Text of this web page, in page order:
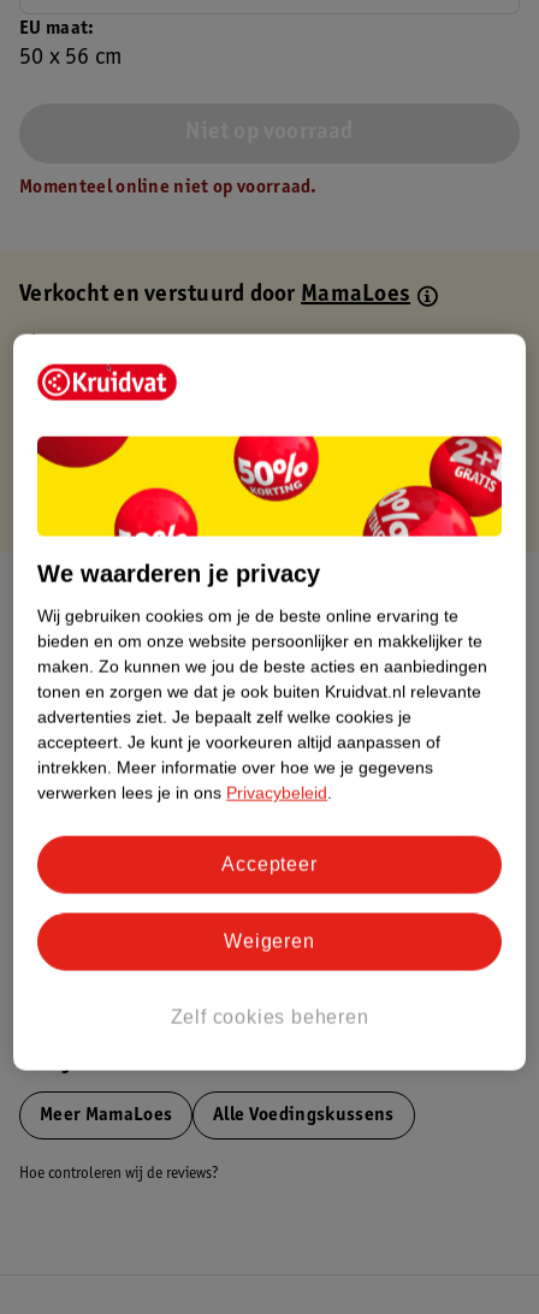
EU maat
50 x 56 cm
Momenteel online niet op voorraad.
Verkocht en verstuurd doorMamaLoes
Gratis thuisbezorgd
Gratis retourneren via verkooppartner.
Gratis punten met je Kruidvat kaart
Over dit product
Productinformatie
Etiketinformatie
Nature Impact Score
Meer informatie
Bestel & Bezorginformatie
Bekijk ook
Meer MamaLoes Alle Voedingskussens
Hoe controleren wij de reviews?
We waarderen je privacy
Wij gebruiken cookies om je de beste online ervaring te
bieden en om onze website persoonlijker en makkelijker te
maken. Zo kunnen we jou de beste acties en aanbiedingen
tonen en zorgen we dat je ook buiten Kruidvat.nl relevante
advertenties ziet. Je bepaalt zelf welke cookies je
accepteert. Je kunt je voorkeuren altijd aanpassen of
intrekken. Meer informatie over hoe we je gegevens
verwerken lees je in ons Privacybeleid.
Zelf cookies beheren
Weigeren
Accepteer